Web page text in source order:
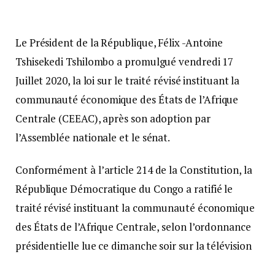
Le Président de la République, Félix -Antoine
Tshisekedi Tshilombo a promulgué vendredi 17
Juillet 2020, la loi sur le traité révisé instituant la
communauté économique des États de l’Afrique
Centrale (CEEAC), après son adoption par
l’Assemblée nationale et le sénat.
Conformément à l’article 214 de la Constitution, la
République Démocratique du Congo a ratifié le
traité révisé instituant la communauté économique
des États de l’Afrique Centrale, selon l’ordonnance
présidentielle lue ce dimanche soir sur la télévision